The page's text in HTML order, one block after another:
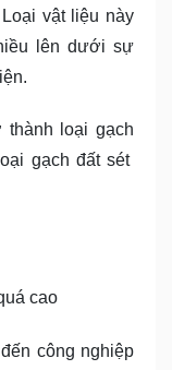
vật liệu này
lên dưới sự
thành loại gạch
gạch đất sét
cao
công nghiệp